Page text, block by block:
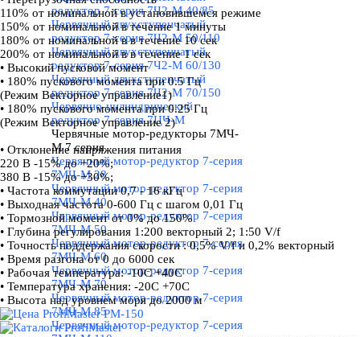
редуктор 7-серия 7Ч2-М 40/85
Червячный двухступенчатый
редуктор 7-серия 7Ч2-М 50/110
Червячный двухступенчатый
редуктор 7-серия 7Ч2-М 60/130
Червячный двухступенчатый
редуктор 7-серия 7Ч2-М 70/150
Червячно-цилиндрический
редуктор 7-серия 7ЦЧ-М
Червячные мотор-редукторы 7МЧ-
М 7 серия▼
Червячный мотор-редуктор 7-серия
7МЧ-М 28
Червячный мотор-редуктор 7-серия
7МЧ-М 40
Червячный мотор-редуктор 7-серия
7МЧ-М 50
Червячный мотор-редуктор 7-серия
7МЧ-М 60
Червячный мотор-редуктор 7-серия
7МЧ-М 70
Червячный мотор-редуктор 7-серия
7МЧ-М 85
Червячный мотор-редуктор 7-серия
110% от номинальной в установившемся режиме
150% от номинальной в течение 1 минуты
180% от номинальной в в течение 10 сек
200% от номинальной в в течение 1 сек
• Высокий пусковой момент
• 180% пускового момента при 0.5 Гц
(Режим Векторное управление1)
• 180% пускового момента при 0.25 Гц
(Режим Векторное управление 2)
• Отклонение напряжения питания
220 В -15% до +20%;
380 В -15% до +30%;
• Частота коммутации 0,7 - 16 кГц
• Выходная частота 0-600 Гц с шагом 0,01 Гц
• Тормозной момент от 0% до 150%
• Глубина регулирования 1:200 векторный 2; 1:50 V/f
• Точность поддержания скорости : 0,5% V/f и 0,2% векторный
• Время разгона от 0 до 6000 сек
• Рабочая температура: -10С +40С
• Температура хранения: -20С +70С
• Высота над уровнем моря до 2000 м